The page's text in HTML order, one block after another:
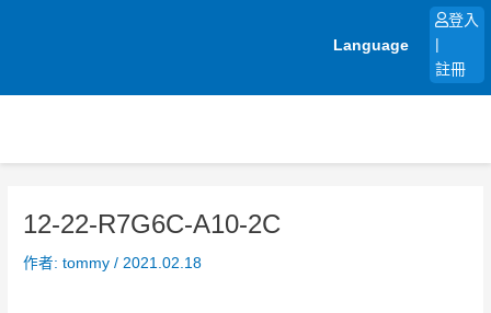
Language
登入
註冊
12-22-R7G6C-A10-2C
作者:tommy/ 2021.02.18